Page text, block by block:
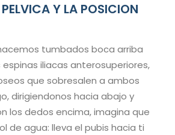
Y LA POSICION
tumbados boca arriba
iliacas anterosuperiores,
que sobresalen a ambos
dirigiendonos hacia abajo y
los dedos encima, imagina que
de agua: lleva el pubis hacia ti